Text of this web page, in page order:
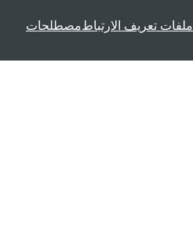
ملفات تعريف الارتباطمصطلحات